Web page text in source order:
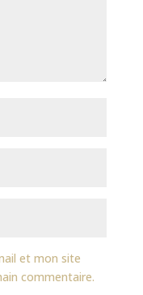
et mon site
commentaire.